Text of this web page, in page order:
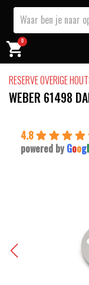
0
RESERVE OVERIGE
WEBER 61498
4.8
powered by Googl